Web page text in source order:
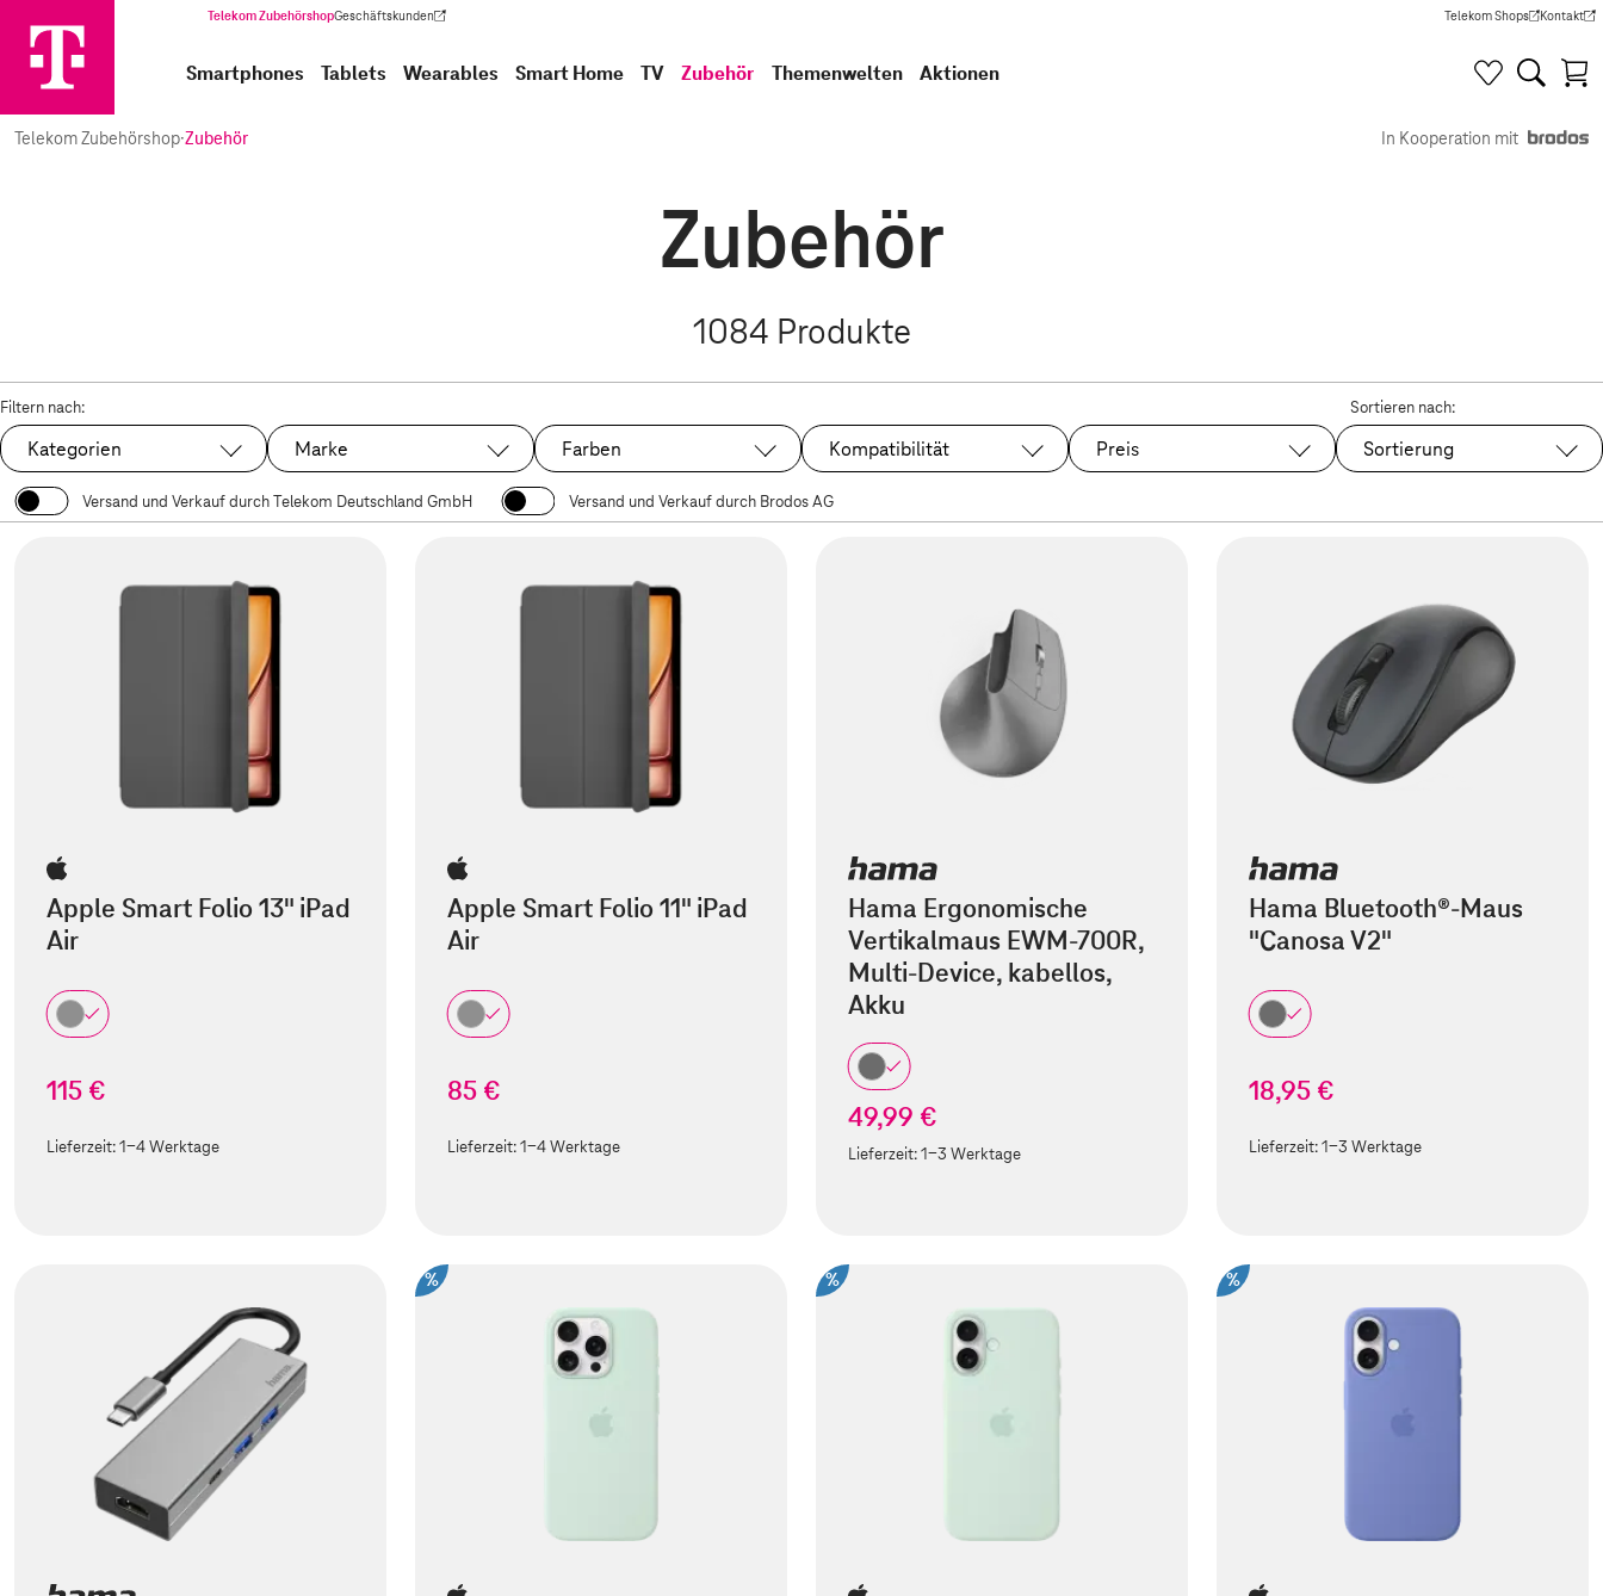
Telekom ZubehörshopGeschäftskunden
(Wird in einem neuen Tab geöffnet) Telekom Shops
(Wird in einem neuen Tab
Kontakt
(Wird in
Smartphones Tablets Wearables Smart Home TV Zubehör Themenwelten Aktionen
Telekom Zubehörshop·Zubehör In Kooperation mit
Zubehör
1084 Produkte
Filtern nach:
Kategorien Marke Farben Kompatibilität Preis
Sortieren nach:
Sortierung
Versand und Verkauf durch Telekom Deutschland GmbH Versand und Verkauf durch Brodos AG
Apple Smart Folio 13" iPad
Air
115 €
Lieferzeit:1-4 Werktage
Apple Smart Folio 11" iPad
Air
85 €
Lieferzeit:1-4 Werktage
Hama Ergonomische
Vertikalmaus EWM-700R,
Multi-Device, kabellos,
Akku
49,99 €
Lieferzeit:1-3 Werktage
Hama Bluetooth®-Maus
"Canosa V2"
18,95 €
Lieferzeit:1-3 Werktage
% % %